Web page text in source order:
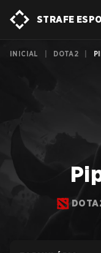
STRAFE
INICIAL DOTA2